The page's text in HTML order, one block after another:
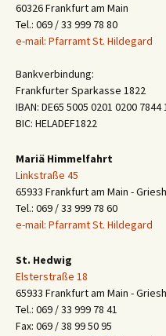
60326 Frankfurt am Main
Tel.: 069 / 33 999 78 80
e-mail: Pfarramt St. Hildegard
Bankverbindung:
Frankfurter Sparkasse 1822
IBAN: DE65 5005 0201 0200 7844
BIC: HELADEF1822
Mariä Himmelfahrt
Linkstraße 45
65933 Frankfurt am Main -
Tel.: 069 / 33 999 78 60
e-mail: Pfarramt St. Hildegard
St. Hedwig
Elsterstraße 18
65933 Frankfurt am Main -
Tel.: 069 / 33 999 78 41
Fax: 069 / 38 99 50 95